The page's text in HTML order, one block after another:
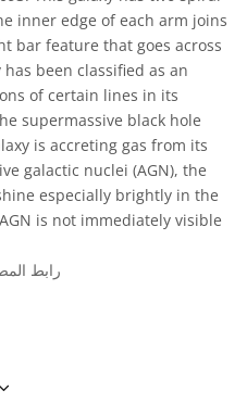
inner edge of each arm joins
bar feature that goes across
been classified as an
of certain lines in its
supermassive black hole
is accreting gas from its
galactic nuclei (AGN), the
especially brightly in the
is not immediately visible
رابط